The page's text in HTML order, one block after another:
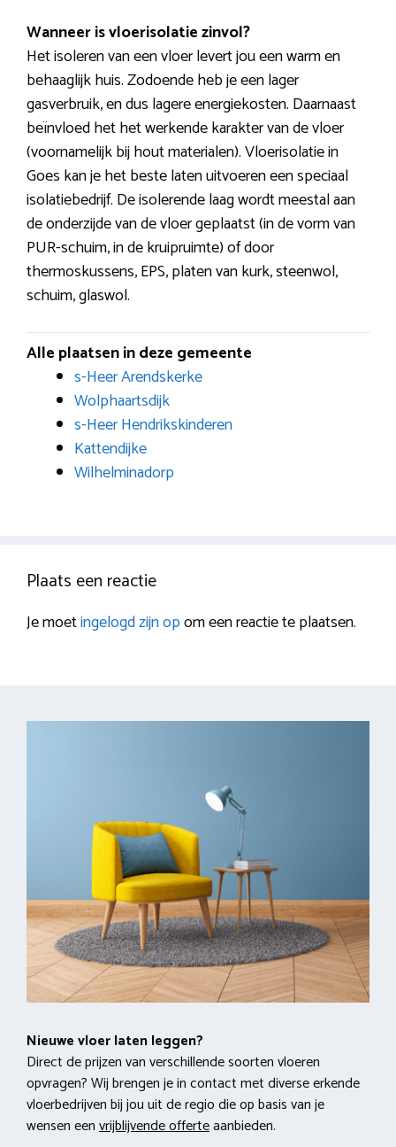
Wanneer is vloerisolatie zinvol?
Het isoleren van een vloer levert jou een warm en
behaaglijk huis. Zodoende heb je een lager
gasverbruik, en dus lagere energiekosten. Daarnaast
beïnvloed het het werkende karakter van de vloer
(voornamelijk bij hout materialen). Vloerisolatie in
Goes kan je het beste laten uitvoeren een speciaal
isolatiebedrijf. De isolerende laag wordt meestal aan
de onderzijde van de vloer geplaatst (in de vorm van
PUR-schuim, in de kruipruimte) of door
thermoskussens, EPS, platen van kurk, steenwol,
schuim, glaswol.
Alle plaatsen in deze gemeente
s-Heer Arendskerke
Wolphaartsdijk
s-Heer Hendrikskinderen
Kattendijke
Wilhelminadorp
Plaats een reactie
Je moetingelogd zijn opom een reactie te plaatsen.
Nieuwe vloer laten leggen?
Direct de prijzen van verschillende soorten vloeren
opvragen? Wij brengen je in contact met diverse erkende
vloerbedrijven bij jou uit de regio die op basis van je
wensen eenvrijblijvende offerteaanbieden.